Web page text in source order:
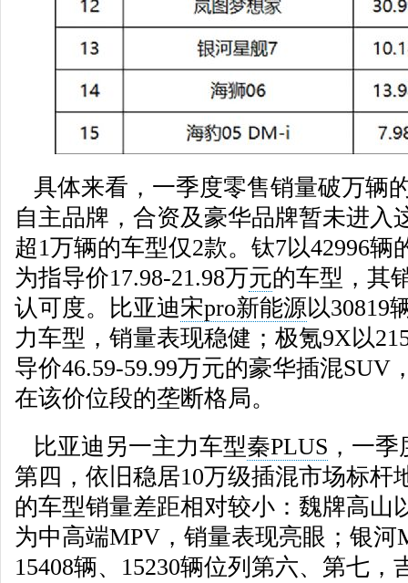
具体来看，一季度零售销量破万辆
自主品牌，合资及豪华品牌暂未进入
超1万辆的车型仅2款。钛7以42996
为指导价17.98-21.98万元的车型，其
认可度。比亚迪宋pro新能源以30819
力车型，销量表现稳健；极氪9X以
导价46.59-59.99万元的豪华插混SUV
在该价位段的垄断格局。
比亚迪另一主力车型秦PLUS ，一
第四，依旧稳居10万级插混市场标杆
的车型销量差距相对较小：魏牌高山
为中高端MPV，销量表现亮眼；银河
15408辆、15230辆位列第六、第七